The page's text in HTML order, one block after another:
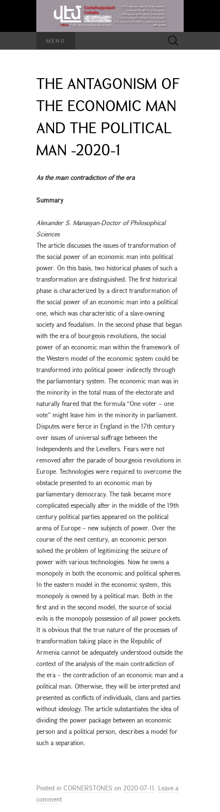
MENU
Search
for:
THE ANTAGONISM OF
THE ECONOMIC MAN
AND THE POLITICAL
MAN -2020-1
As the main contradiction of the era
Summary
Alexander S. Manasyan-Doctor of Philosophical
Sciences
The article discusses the issues of transformation of
the social power of an economic man into political
power. On this basis, two historical phases of such a
transformation are distinguished. The first historical
phase is characterized by a direct transformation of
the social power of an economic man into a political
one, which was characteristic of a slave-owning
society and feudalism. In the second phase that began
with the era of bourgeois revolutions, the social
power of an economic man within the framework of
the Western model of the economic system could be
transformed into political power indirectly through
the parliamentary system. The economic man was in
the minority in the total mass of the electorate and
naturally feared that the formula “One voter – one
vote” might leave him in the minority in parliament.
Disputes were fierce in England in the 17th century
over issues of universal suffrage between the
Independents and the Levellers. Fears were not
removed after the parade of bourgeois revolutions in
Europe. Technologies were required to overcome the
obstacle presented to an economic man by
parliamentary democracy. The task became more
complicated especially after in the middle of the 19th
century political parties appeared on the political
arena of Europe – new subjects of power. Over the
course of the next century, an economic person
solved the problem of legitimizing the seizure of
power with various technologies. Now he owns a
monopoly in both the economic and political spheres.
In the eastern model in the economic system, this
monopoly is owned by a political man. Both in the
first and in the second model, the source of social
evils is the monopoly possession of all power pockets.
It is obvious that the true nature of the processes of
transformation taking place in the Republic of
Armenia cannot be adequately understood outside the
context of the analysis of the main contradiction of
the era – the contradiction of an economic man and a
political man. Otherwise, they will be interpreted and
presented as conflicts of individuals, clans and parties
without ideology. The article substantiates the idea of
dividing the power package between an economic
person and a political person, describes a model for
such a separation.
Posted in CORNERSTONES on 2020-07-11. Leave a
comment